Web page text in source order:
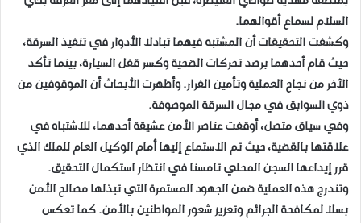
السلام لسماع أقوالهما.
وكشفت التحقيقات أن المشتبه فيهما تبادلا الأدوار في تنفيذ السرقة،
حيث قام أحدهما برصد تحركات الضحية وكسر قفل السيارة، بينما تأكد
الآخر من نجاح العملية وتأمين الفرار. وأظهرت الأبحاث أن الموقوفين من
ذوي السوابق في مجال السرقة الموصوفة.
وفي سياق متصل، أوقفت عناصر الأمن عشيقة أحدهما، للاشتباه في
علاقتها بالقضية، حيث تم الاستماع إليها أمام الوكيل العام للملك الذي
قرر إيداعها السجن المحلي تامسنا في انتظار استكمال التحقيق.
وتندرج هذه العملية ضمن الجهود المستمرة التي تبذلها مصالح الأمن
بسلا لمكافحة الجرائم وتعزيز شعور المواطنين بالأمن. كما تعكس